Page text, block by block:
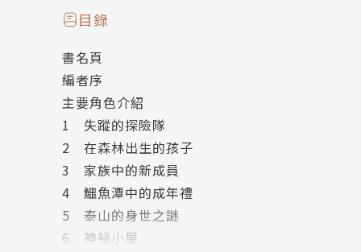
原來，一支人類探險隊來到森林，
而且，他們正蠢蠢欲動，想做出傷害森林的事……
【關於《泰山》】
泰山的故事會如此聞名於世，最主要是它已經
識了這位隱身在叢林中的英雄。一百年前的《泰
形容成暴虐的野獸，讓置身在森林中的人類，隨
有別於原著所描寫的殘暴人猿，此次改寫選擇
人角色；雖然大猩猩外貌看起來非常粗獷、凶猛
泰山的身分認同成了故事的發展主軸，在大猩
目錄
書名頁
編者序
主要角色介紹
1 失蹤的探險隊
2 在森林出生的孩子
3 家族中的新成員
4 鱷魚潭中的成年禮
5 泰山的身世之謎
6 神祕小屋